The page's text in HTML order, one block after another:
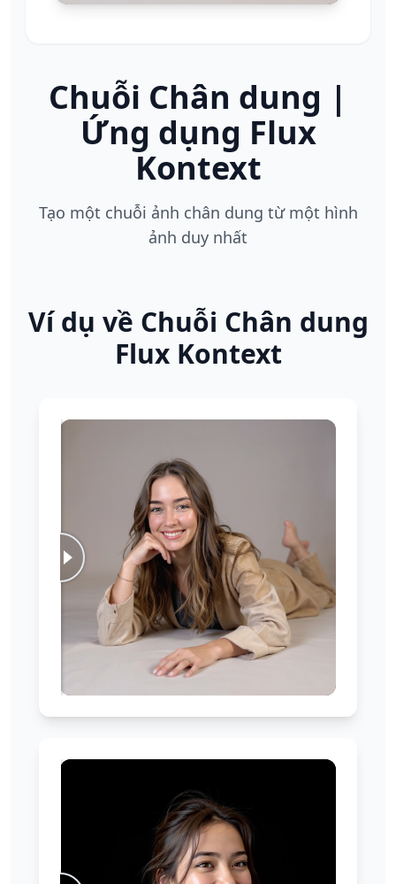
Chuỗi Chân dung |
Ứng dụng Flux
Kontext
Tạo một chuỗi ảnh chân dung từ một hình
ảnh duy nhất
Ví dụ về Chuỗi Chân dung
Flux Kontext